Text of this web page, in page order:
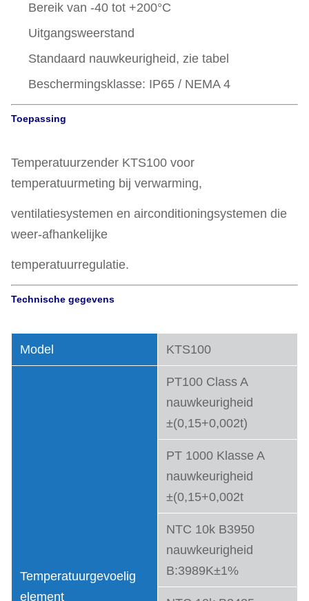
Bereik van -40 tot +200°C
Uitgangsweerstand
Standaard nauwkeurigheid, zie tabel
Beschermingsklasse: IP65 / NEMA 4
Toepassing
Temperatuurzender KTS100 voor
temperatuurmeting bij verwarming,
ventilatiesystemen en airconditioningsystemen die
weer-afhankelijke
temperatuurregulatie.
Technische gegevens
Model KTS100
Temperatuurgevoelig
element
PT100 Class A
nauwkeurigheid
±(0,15+0,002t)
PT 1000 Klasse A
nauwkeurigheid
±(0,15+0,002t
NTC 10k B3950
nauwkeurigheid
B:3989K±1%